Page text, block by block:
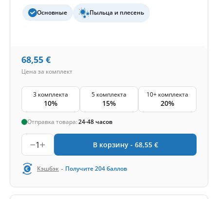
Основные Пыльца и плесень
68,55 €
Цена за комплект
3 комплекта
10%
5 комплекта
15%
10+ комплекта
20%
Отправка товара:24-48 часов
1 В корзину - 68,55 €
Кэшбэк - Получите204баллов